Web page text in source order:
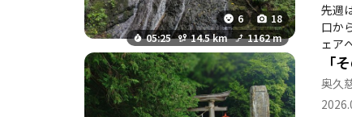
6
18
05:25
14.5 km 1162 m
先週
口か
ェア
往
る。
「
奥久